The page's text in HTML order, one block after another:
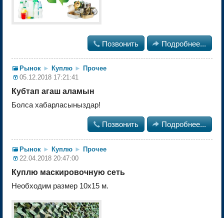
 Позвонить  Подробнее...
Рынок ► Куплю ► Прочее
05.12.2018 17:21:41
Кубтап агаш аламын
Болса хабарласыныздар!
 Позвонить  Подробнее...
Рынок ► Куплю ► Прочее
22.04.2018 20:47:00
Куплю маскировочную сеть
Необходим размер 10х15 м.